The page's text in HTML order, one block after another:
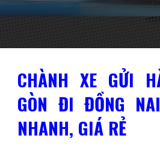
CHÀNH XE GỬI
GÒN ĐI ĐỒNG
NHANH, GIÁ RẺ